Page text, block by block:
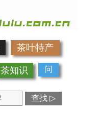
茶叶特产
茶知识 问
查找 ▷